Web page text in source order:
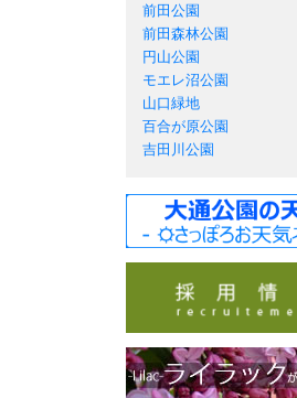
前田公園
前田森林公園
円山公園
モエレ沼公園
山口緑地
百合が原公園
吉田川公園